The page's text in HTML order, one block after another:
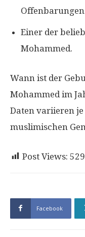
Einer der
Mohammed.
Wann ist der
Mohammed im
Daten variieren
muslimischen
Post Views: 529
Facebook